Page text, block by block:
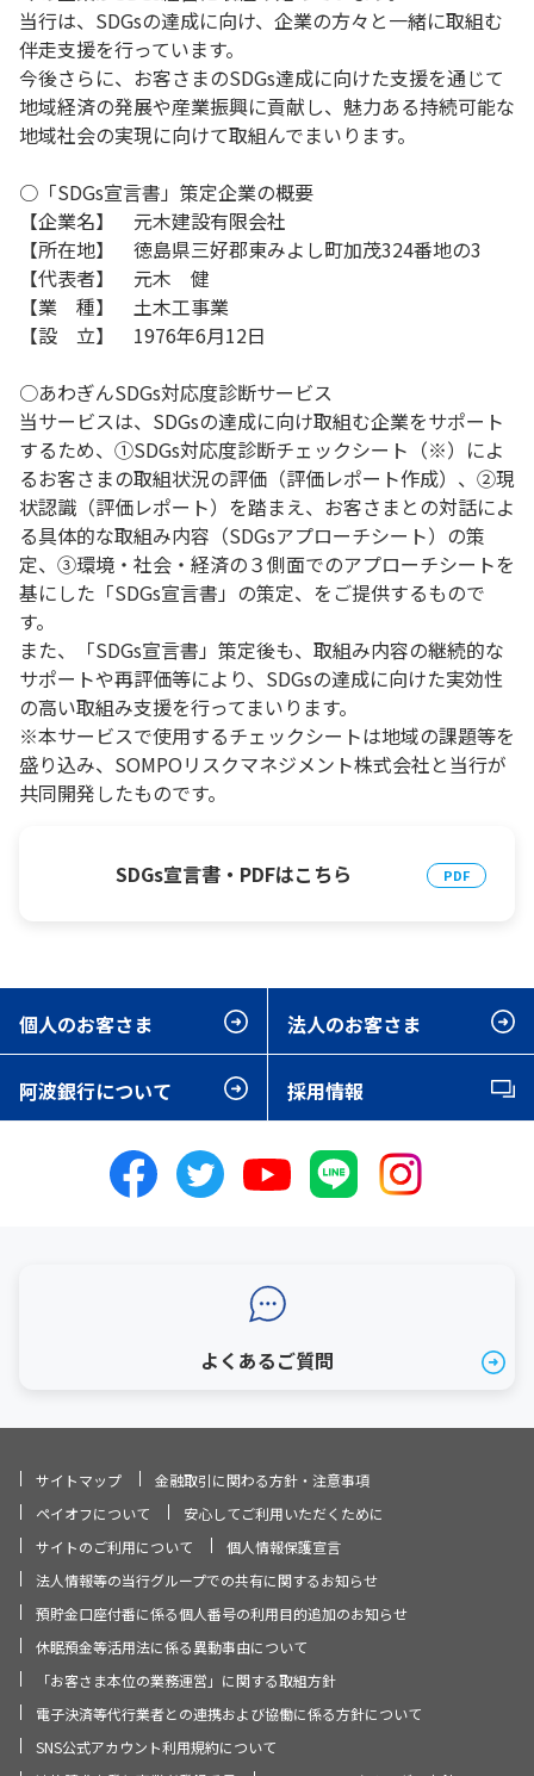
当行は、SDGsの達成に向け、企業の方々と一緒に取組む
伴走支援を行っています。
今後さらに、お客さまのSDGs達成に向けた支援を通じて
地域経済の発展や産業振興に貢献し、魅力ある持続可能な
地域社会の実現に向けて取組んでまいります。
○「SDGs宣言書」策定企業の概要
【企業名】 元木建設有限会社
【所在地】 徳島県三好郡東みよし町加茂324番地の3
【代表者】 元木 健
【業 種】 土木工事業
【設 立】 1976年6月12日
○あわぎんSDGs対応度診断サービス
当サービスは、SDGsの達成に向け取組む企業をサポート
するため、①SDGs対応度診断チェックシート（※）によ
るお客さまの取組状況の評価（評価レポート作成）、②現
状認識（評価レポート）を踏まえ、お客さまとの対話によ
る具体的な取組み内容（SDGsアプローチシート）の策
定、③環境・社会・経済の３側面でのアプローチシートを
基にした「SDGs宣言書」の策定、をご提供するもので
す。
また、「SDGs宣言書」策定後も、取組み内容の継続的な
サポートや再評価等により、SDGsの達成に向けた実効性
の高い取組み支援を行ってまいります。
※本サービスで使用するチェックシートは地域の課題等を
盛り込み、SOMPOリスクマネジメント株式会社と当行が
共同開発したものです。
SDGs宣言書・PDFはこちら
個人のお客さま 法人のお客さま
阿波銀行について 採用情報
よくあるご質問
サイトマップ
金融取引に関わる方針・注意事項
ペイオフについて
安心してご利用いただくために
サイトのご利用について
個人情報保護宣言
法人情報等の当行グループでの共有に関するお知らせ
預貯金口座付番に係る個人番号の利用目的追加のお知らせ
休眠預金等活用法に係る異動事由について
「お客さま本位の業務運営」に関する取組方針
電子決済等代行業者との連携および協働に係る方針について
SNS公式アカウント利用規約について